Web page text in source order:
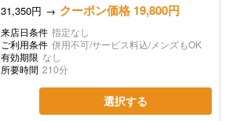
31,350円 クーポン価格 19,800円
来店日条件 指定なし
ご利用条件 併用不可/サービス料込/メンズもOK
有効期限 なし
所要時間 210分
選択する